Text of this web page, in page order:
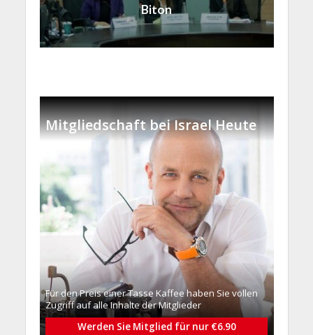
Biton
Mitgliedschaft bei Israel Heute
Für den Preis einer Tasse Kaffee haben Sie vollen
Zugriff auf alle Inhalte der Mitglieder
Werden Sie Mitglied für nur €6.90